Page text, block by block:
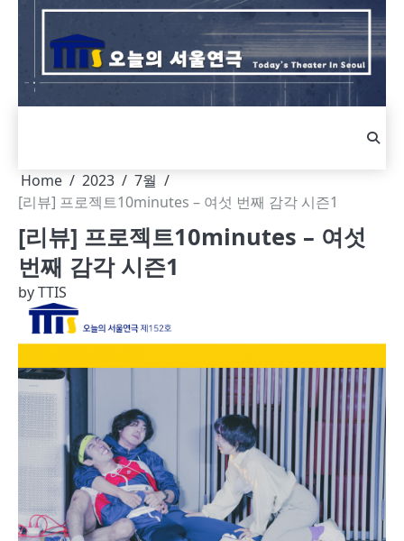
Skip
content
Home 2023
7월
[리뷰] 프로젝트10minutes – 여섯 번째 감각 시즌1
[리뷰] 프로젝트10minutes – 여섯
번째 감각 시즌1
byTTIS